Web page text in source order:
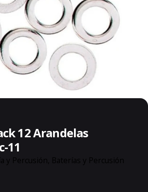
12 Arandelas
11
y Percusión, Baterías y Percusión